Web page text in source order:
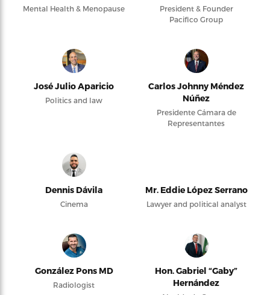
Mental Health & Menopause
President & Founder
Pacifico Group
José Julio Aparicio
Politics and law
Carlos Johnny Méndez
Núñez
Presidente Cámara de
Representantes
Dennis Dávila
Cinema
Mr. Eddie López Serrano
Lawyer and political analyst
González Pons MD
Radiologist
Hon. Gabriel “Gaby”
Hernández